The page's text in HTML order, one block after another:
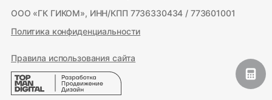
ООО «ГК ГИКОМ», ИНН/КПП 7736330434 / 773601001
Политика конфиденциальности
Правила использования сайта